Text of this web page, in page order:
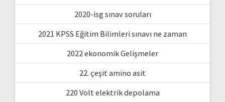
2020-isg sınav soruları
2021 KPSS Eğitim Bilimleri sınavı ne zaman
2022 ekonomik Gelişmeler
22. çeşit amino asit
220 Volt elektrik depolama